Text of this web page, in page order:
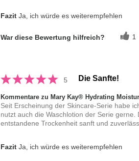
FazitJa, ich würde es weiterempfehlen
War diese Bewertung hilfreich? 1
5 Die Sanfte!
Kommentare zu Mary Kay® Hydrating
Seit Erscheinung der Skincare-Serie habe
nutzt auch die Waschlotion der Serie
entstandene Trockenheit sanft und
FazitJa, ich würde es weiterempfehlen